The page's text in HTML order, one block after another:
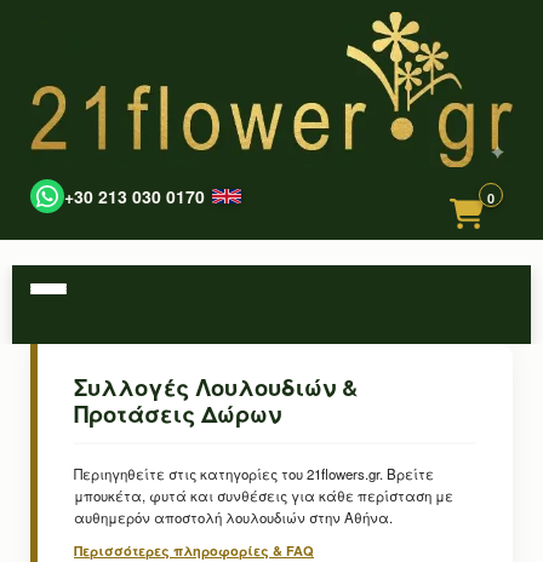
+30 213 030 0170 0
Συλλογές Λουλουδιών &
Προτάσεις Δώρων
Περιηγηθείτε στις κατηγορίες του 21flowers.gr. Βρείτε
μπουκέτα, φυτά και συνθέσεις για κάθε περίσταση με
αυθημερόν αποστολή λουλουδιών στην Αθήνα.
Περισσότερες πληροφορίες & FAQ